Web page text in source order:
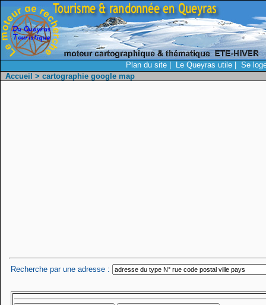
Plan du site Le Queyras utile
Se
Accueil > cartographie google map
Recherche par une adresse :